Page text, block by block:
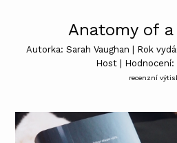
Anatomy of a
Autorka: Sarah Vaughan | Rok
Host |
recenzní